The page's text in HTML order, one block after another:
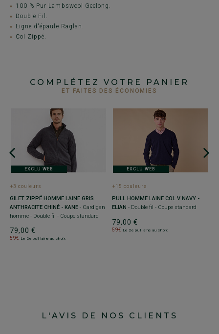
100 % Pur Lambswool Geelong.
Double Fil.
Ligne d'épaule Raglan.
Col Zippé.
COMPLÉTEZ VOTRE PANIER
ET FAITES DES ÉCONOMIES
EXCLU WEB
+3 couleurs
GILET ZIPPÉ HOMME LAINE GRIS
ANTHRACITE CHINÉ - KANE - Cardigan
homme - Double fil - Coupe standard
79,00 €
59€ Le 2e pull laine au choix
EXCLU WEB
+15 couleurs
PULL HOMME LAINE COL V NAVY -
ELIAN - Double fil - Coupe standard
79,00 €
59€ Le 2e pull laine au choix
L'AVIS DE NOS CLIENTS